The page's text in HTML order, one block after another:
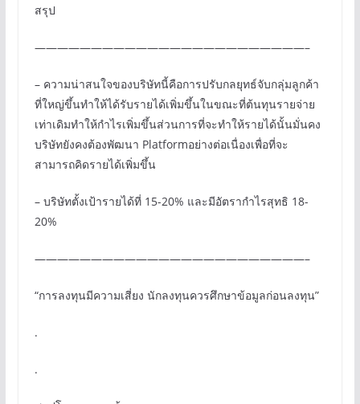
สรุป
————————————————————————–
– ความน่าสนใจของบริษัทนี้คือการปรับกลยุทธ์จับกลุ่มลูกค้า
ที่ใหญ่ขึ้นทำให้ได้รับรายได้เพิ่มขึ้นในขณะที่ต้นทุนรายจ่าย
เท่าเดิมทำให้กำไรเพิ่มขึ้นส่วนการที่จะทำให้รายได้นั้นมั่นคง
บริษัทยังคงต้องพัฒนา Platformอย่างต่อเนื่องเพื่อที่จะ
สามารถคิดรายได้เพิ่มขึ้น
– บริษัทตั้งเป้ารายได้ที่ 15-20% และมีอัตรากำไรสุทธิ 18-
20%
————————————————————————–
“การลงทุนมีความเสี่ยง นักลงทุนควรศึกษาข้อมูลก่อนลงทุน”
.
.